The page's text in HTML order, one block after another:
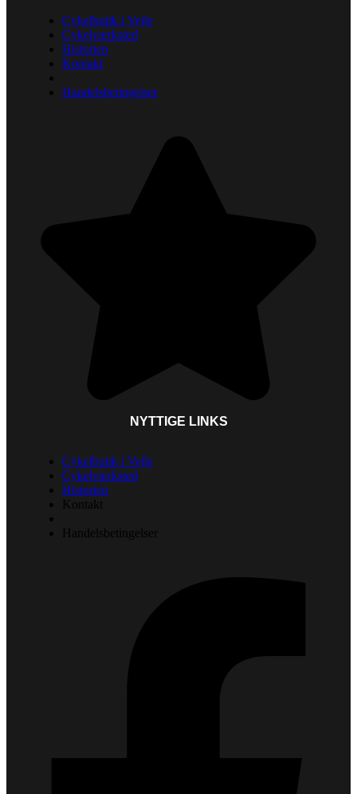
Cykelbutik i Vejle
Cykelværksted
Historien
Kontakt
Handelsbetingelser
NYTTIGE LINKS
Cykelbutik i Vejle
Cykelværksted
Historien
Kontakt
Handelsbetingelser